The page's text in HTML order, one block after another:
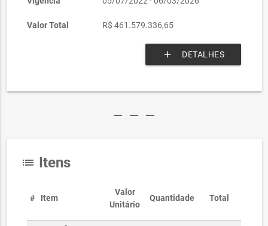
Valor Total R$ 461.579.336,65
add DETALHES
remove remove remove
list Itens
# Item
Valor
Unitário
Quantidade Total